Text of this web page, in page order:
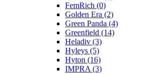
FemRich (0)
Golden Era (2)
Green Panda (4)
Greenfield (14)
Heladiv (3)
Hyleys (5)
Hyton (16)
IMPRA (3)